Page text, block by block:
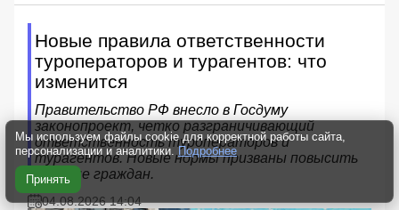
Новые правила ответственности
туроператоров и турагентов: что
изменится
Правительство РФ внесло в Госдуму
законопроект, четко разграничивающий
ответственность туроператоров и
турагентов. Новые нормы призваны повысить
доверие граждан.
04.08.2026 14:04
Мы используем файлы cookie для корректной работы сайта,
персонализации и аналитики. Подробнее
Принять